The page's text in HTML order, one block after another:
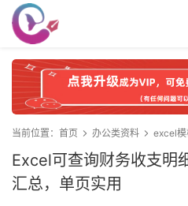
当前位置： 首页 办公类资料 excel模
Excel可查询财务收支明
汇总，单页实用